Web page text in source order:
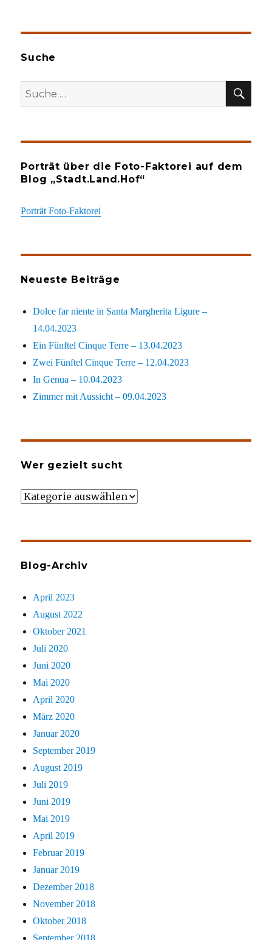
Suche
Suche
nach:
Porträt über die Foto-Faktorei auf dem
Blog „Stadt.Land.Hof“
Porträt Foto-Faktorei
Neueste Beiträge
Dolce far niente in Santa Margherita Ligure –
14.04.2023
Ein Fünftel Cinque Terre – 13.04.2023
Zwei Fünftel Cinque Terre – 12.04.2023
In Genua – 10.04.2023
Zimmer mit Aussicht – 09.04.2023
Wer gezielt sucht
Wer
Blog-Archiv
April 2023
August 2022
Oktober 2021
Juli 2020
Juni 2020
Mai 2020
April 2020
März 2020
Januar 2020
September 2019
August 2019
Juli 2019
Juni 2019
Mai 2019
April 2019
Februar 2019
Januar 2019
Dezember 2018
November 2018
Oktober 2018